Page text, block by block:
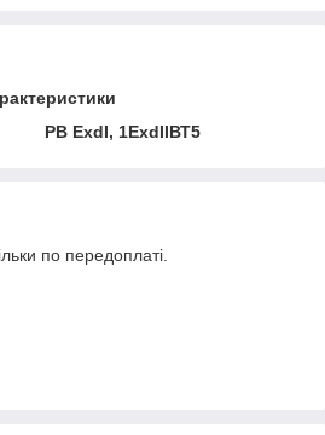
РВ ExdI, 1ExdIIВТ5
по передоплаті.